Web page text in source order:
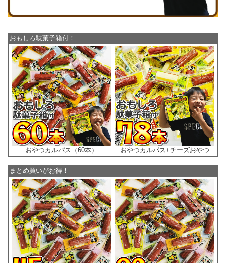
おもしろ駄菓子箱付！
おやつカルパス（60本） おやつカルパス+チーズおやつ
まとめ買いがお得！